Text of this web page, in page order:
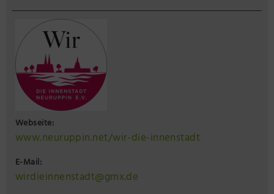
Webseite:
www.neuruppin.net/wir-die-innenstadt
E-Mail:
wirdieinnenstadt@gmx.de